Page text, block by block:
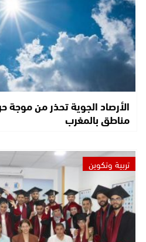
الأرصاد الجوية تحذر من
مناطق بالمغرب
تربية وتكوين